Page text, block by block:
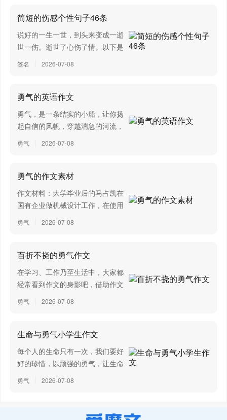
主人耶
老驴儿的'命儿，尽可拿去
但请高抬屠手儿
放过驴儿的伴儿
想要活命
请舔老驴儿的鲜血
驴伴儿啊，驴伴儿
拌上老驴儿的血儿
让驴子、驴孙们细细地品尝拉磨的不易
三生石边，泪流今生
嗯昂，嗯昂……
这一刻
为你掉眼泪，我也就是不会再傻傻
简短的伤感个性句子46条
说好的一生一世，到头来变成一逝
世一伤。逝世了心伤了情。以下是
小编搜索整理的伤感个性句子46
我孤单的想念、却不小心让轻溅的
签名 2026-07-08
勇气的英语作文
勇气，是一条结实的小船，让你扬
起自信的风帆，穿越湍急的河流，
驶向成功的彼岸。下面是小编整理
Courage is very important.
many difficulties in our life and...
勇气 2026-07-08
勇气的作文素材
作文材料：大学毕业后的马占凯在
国有企业做机械设计工作，在使用
搜索引擎的时候，他发现搜索引擎
结合，这种新的智能输入法将会引
他辞去了工作，只身来到北京。...
勇气 2026-07-08
百折不挠的勇气作文
在学习、工作乃至生活中，大家都
经常看到作文的身影吧，借助作文
人们可以实现文化交流的目的。那
折不挠的勇气作文，希望能够帮助
一次，我来到“浪浪浪”水公园游
玩，同行的有我的父母和朋友一
家。在巨浪谷，我们坐着救生圈荡
勇气 2026-07-08
生命与勇气小学生作文
每个人的生命只有一次，我们要好
好的珍惜，以顽强的勇气，让生命
更有价值，小编收集了生命与勇气
的自然界，生命是需要有勇气的，
勇气 2026-07-08